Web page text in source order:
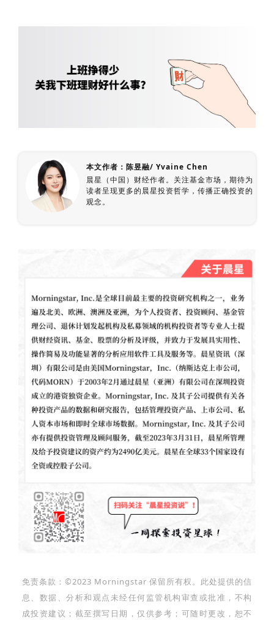
本文作者：陈昱融/ Yvaine Chen
晨星（中国）财经作者。关注基金市场，期待为
读者呈现更多的晨星投资哲学，传播正确投资的
观念。
免责条款：©2023 Morningstar 保留所有权。此处提供的信
息、数据、分析和观点未经任何监管机构审查或批准，不构
成投资建议；截至撰写日期，仅供参考；可随时更改，恕不